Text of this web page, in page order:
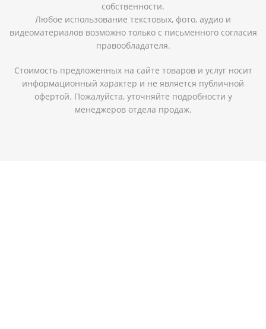
собственности.
Любое использование текстовых, фото, аудио и
видеоматериалов возможно только с письменного согласия
правообладателя.
Стоимость предложенных на сайте товаров и услуг носит
информационный характер и не является публичной
офертой. Пожалуйста, уточняйте подробности у
менеджеров отдела продаж.